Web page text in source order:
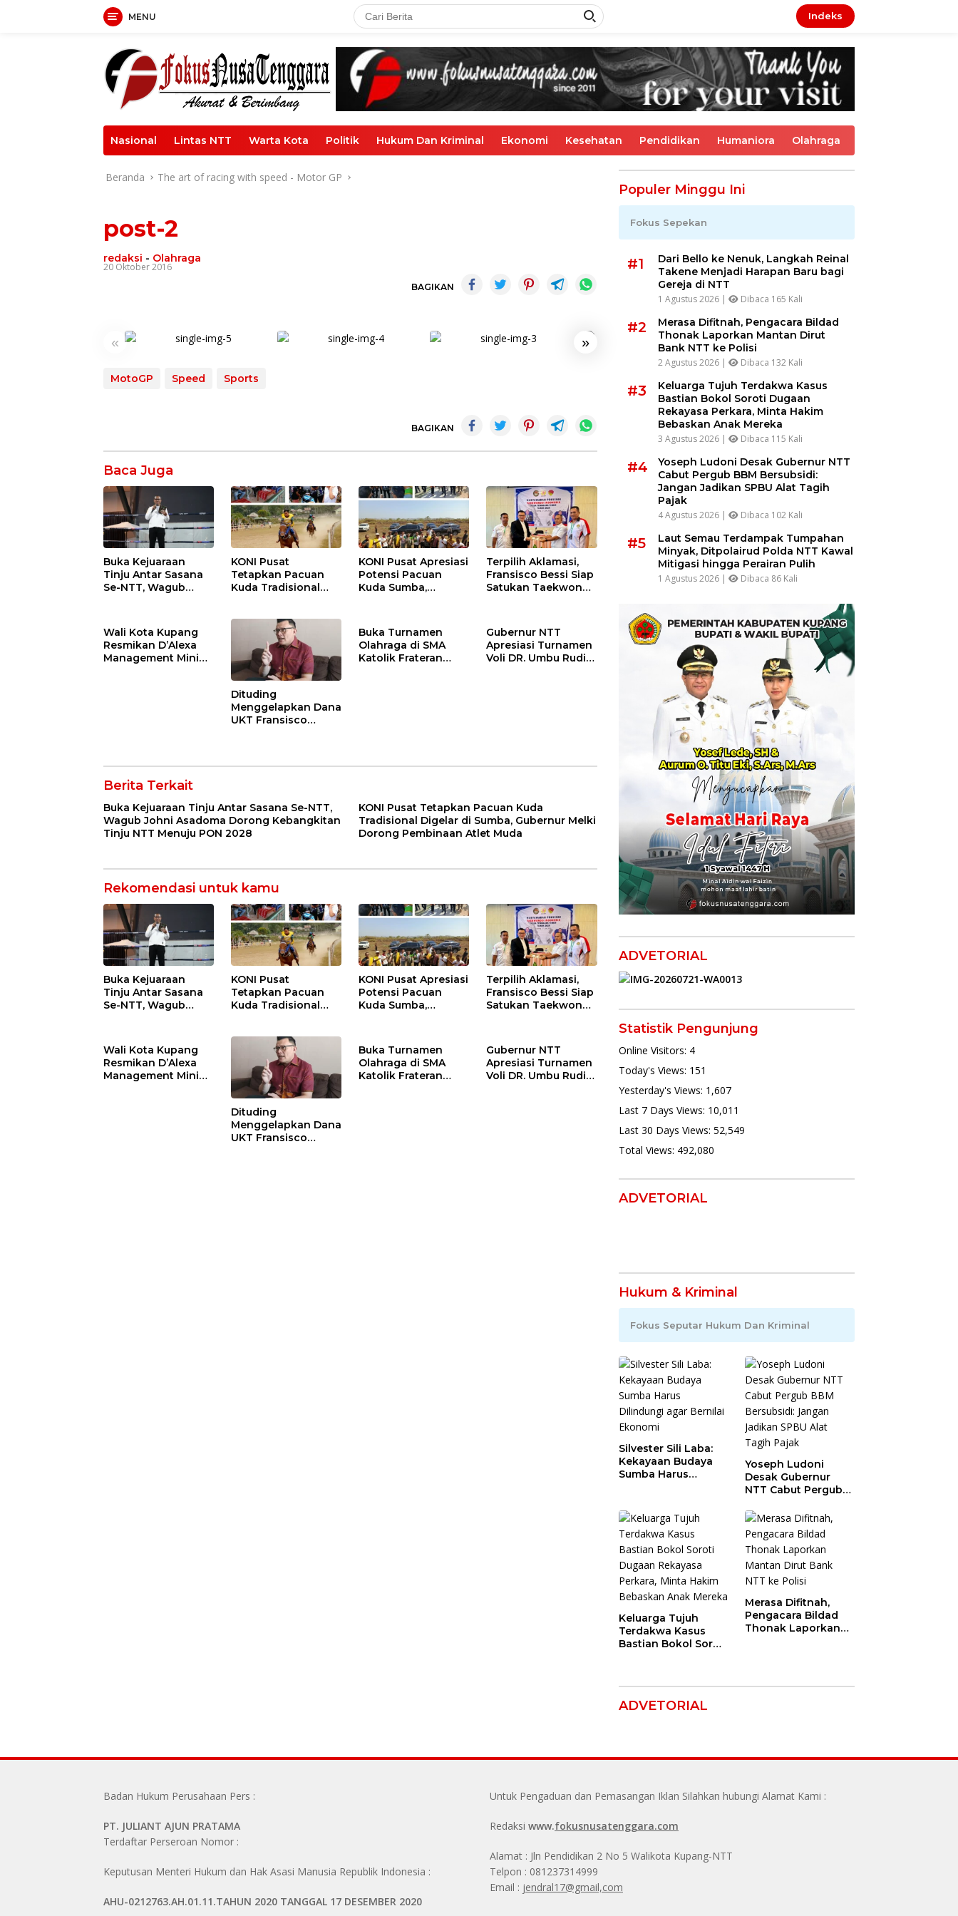
MENU Indeks
Nasional Lintas NTT Warta Kota Politik Hukum Dan Kriminal Ekonomi Kesehatan Pendidikan Humaniora Olahraga
Beranda The art of racing with speed - Motor GP
post-2
redaksi - Olahraga
20 Oktober 2016
BAGIKAN
« »
MotoGP Speed Sports
BAGIKAN
Baca Juga
Buka Kejuaraan
Tinju Antar Sasana
Se-NTT, Wagub
Kebangkitan Tinju
NTT Menuju PON
2028
KONI Pusat
Tetapkan Pacuan
Kuda Tradisional
Dorong Pembinaan
Atlet Muda
KONI Pusat Apresiasi
Potensi Pacuan
Kuda Sumba,
PON 2028
Terpilih Aklamasi,
Fransisco Bessi Siap
Satukan Taekwondo
Wali Kota Kupang
Resmikan D’Alexa
Management Mini
Dituding
Menggelapkan Dana
UKT Fransisco
Buka Turnamen
Olahraga di SMA
Katolik Frateran
Gubernur NTT
Apresiasi Turnamen
Voli DR. Umbu Rudi
Berita Terkait
Buka Kejuaraan Tinju Antar Sasana Se-NTT,
Wagub Johni Asadoma Dorong Kebangkitan
Tinju NTT Menuju PON 2028
KONI Pusat Tetapkan Pacuan Kuda
Tradisional Digelar di Sumba, Gubernur Melki
Dorong Pembinaan Atlet Muda
Rekomendasi untuk kamu
Buka Kejuaraan
Tinju Antar Sasana
Se-NTT, Wagub
Kebangkitan Tinju
NTT Menuju PON
2028
KONI Pusat
Tetapkan Pacuan
Kuda Tradisional
Dorong Pembinaan
Atlet Muda
KONI Pusat Apresiasi
Potensi Pacuan
Kuda Sumba,
PON 2028
Terpilih Aklamasi,
Fransisco Bessi Siap
Satukan Taekwondo
Wali Kota Kupang
Resmikan D’Alexa
Management Mini
Dituding
Menggelapkan Dana
UKT Fransisco
Buka Turnamen
Olahraga di SMA
Katolik Frateran
Gubernur NTT
Apresiasi Turnamen
Voli DR. Umbu Rudi
Populer Minggu Ini
Fokus Sepekan
#1
Dari Bello ke Nenuk, Langkah Reinal
Takene Menjadi Harapan Baru bagi
Gereja di NTT
1 Agustus 2026 | Dibaca 165 Kali
#2
Merasa Difitnah, Pengacara Bildad
Thonak Laporkan Mantan Dirut
Bank NTT ke Polisi
2 Agustus 2026 | Dibaca 132 Kali
#3
Keluarga Tujuh Terdakwa Kasus
Bastian Bokol Soroti Dugaan
Rekayasa Perkara, Minta Hakim
Bebaskan Anak Mereka
3 Agustus 2026 | Dibaca 115 Kali
#4
Yoseph Ludoni Desak Gubernur NTT
Cabut Pergub BBM Bersubsidi:
Jangan Jadikan SPBU Alat Tagih
Pajak
4 Agustus 2026 | Dibaca 102 Kali
#5
Laut Semau Terdampak Tumpahan
Minyak, Ditpolairud Polda NTT Kawal
Mitigasi hingga Perairan Pulih
1 Agustus 2026 | Dibaca 86 Kali
ADVETORIAL
Statistik Pengunjung
Online Visitors: 4
Today's Views: 151
Yesterday's Views: 1,607
Last 7 Days Views: 10,011
Last 30 Days Views: 52,549
Total Views: 492,080
ADVETORIAL
Hukum & Kriminal
Fokus Seputar Hukum Dan Kriminal
Silvester Sili Laba:
Kekayaan Budaya
Sumba Harus
Yoseph Ludoni
Desak Gubernur
NTT Cabut Pergub
Jangan Jadikan
SPBU Alat Tagih
Pajak
Keluarga Tujuh
Terdakwa Kasus
Bastian Bokol Soroti
Merasa Difitnah,
Pengacara Bildad
Thonak Laporkan
ADVETORIAL
Badan Hukum Perusahaan Pers :
PT. JULIANT AJUN PRATAMA
Terdaftar Perseroan Nomor :
Keputusan Menteri Hukum dan Hak Asasi Manusia Republik Indonesia :
AHU-0212763.AH.01.11.TAHUN 2020 TANGGAL 17 DESEMBER 2020
Untuk Pengaduan dan Pemasangan Iklan Silahkan hubungi Alamat Kami :
Redaksi www.fokusnusatenggara.com
Alamat : Jln Pendidikan 2 No 5 Walikota Kupang-NTT
Telpon : 081237314999
Email : jendral17@gmail,com